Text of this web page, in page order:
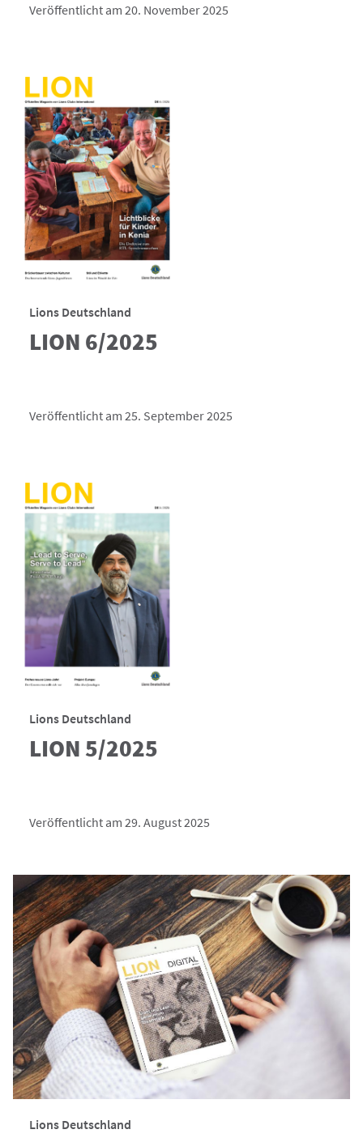
Veröffentlicht am 20. November 2025
Lions Deutschland
LION 6/2025
Veröffentlicht am 25. September 2025
Lions Deutschland
LION 5/2025
Veröffentlicht am 29. August 2025
Lions Deutschland